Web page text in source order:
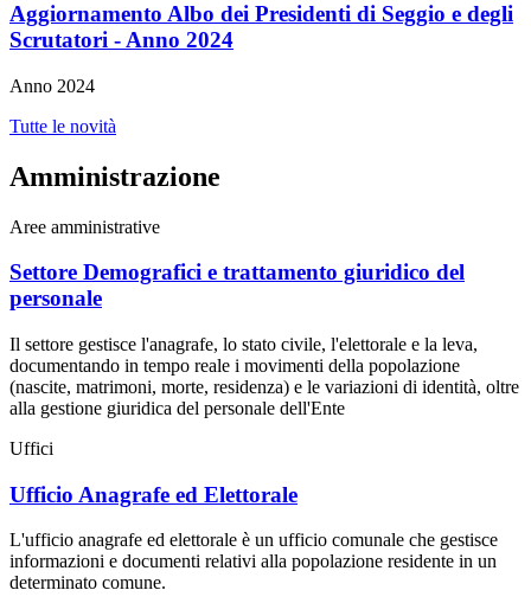
Aggiornamento Albo dei Presidenti di Seggio e degli
Scrutatori - Anno 2024
Anno 2024
Tutte le novità
Amministrazione
Aree amministrative
Settore Demografici e trattamento giuridico del
personale
Il settore gestisce l'anagrafe, lo stato civile, l'elettorale e la leva,
documentando in tempo reale i movimenti della popolazione
(nascite, matrimoni, morte, residenza) e le variazioni di identità, oltre
alla gestione giuridica del personale dell'Ente
Uffici
Ufficio Anagrafe ed Elettorale
L'ufficio anagrafe ed elettorale è un ufficio comunale che gestisce
informazioni e documenti relativi alla popolazione residente in un
determinato comune.